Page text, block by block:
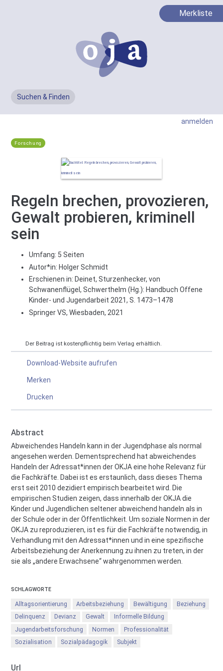
Suchen & Finden
Merkliste
anmelden
Forschung
Regeln brechen, provozieren,
Gewalt probieren, kriminell
sein
Umfang: 5 Seiten
Autor*in: Holger Schmidt
Erschienen in: Deinet, Sturzenhecker, von
Schwanenflügel, Schwerthelm (Hg.): Handbuch Offene
Kinder- und Jugendarbeit 2021, S. 1473–1478
Springer VS, Wiesbaden, 2021
Der Beitrag ist kostenpflichtig beim Verlag erhältlich.
Download-Website aufrufen
Merken
Drucken
Abstract
Abweichendes Handeln kann in der Jugendphase als normal
angesehen werden. Dementsprechend hat abweichendes
Handeln der Adressat*innen der OKJA eine hohe Relevanz für
die Fachkräfte. Dabei ist es erstaunlich, dass dieses Thema
erst seit 2010 dezidiert empirisch bearbeitet wird. Die
empirischen Studien zeigen, dass innerhalb der OKJA die
Kinder und Jugendlichen seltener abweichend handeln als in
der Schule oder in der Öffentlichkeit. Um soziale Normen in der
OKJA zu reproduzieren, ist es für die Fachkräfte notwendig, in
Verhandlung mit den Adressat*innen und in eine spezifische
Arbeitsbeziehung der Anerkennung zu ihnen zu treten, in der
sie als „andere Erwachsene“ wahrgenommen werden.
SCHLAGWORTE
Alltagsorientierung Arbeitsbeziehung Bewältigung
Beziehung
Delinquenz
Devianz Gewalt
Informelle Bildung
Jugendarbeitsforschung
Normen
Professionalität
Sozialisation
Sozialpädagogik Subjekt
Url